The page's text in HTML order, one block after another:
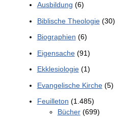
Ausbildung (6)
Biblische Theologie(30)
Biographien (6)
Eigensache(91)
Ekklesiologie(1)
Evangelische Kirche(5)
Feuilleton (1.485)
Bücher(699)